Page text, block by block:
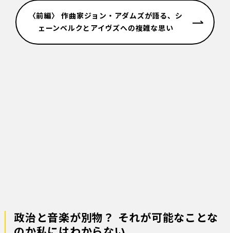
〈前編〉 作曲家ジョン・アダムズが語る、シ
ェーンベルクとアイヴズへの複雑な思い
政治と音楽が別物？ それが可能なことな